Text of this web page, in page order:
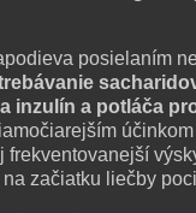
posielaním
inzulín a potláča
frekventovanejší
na začiatku liečby